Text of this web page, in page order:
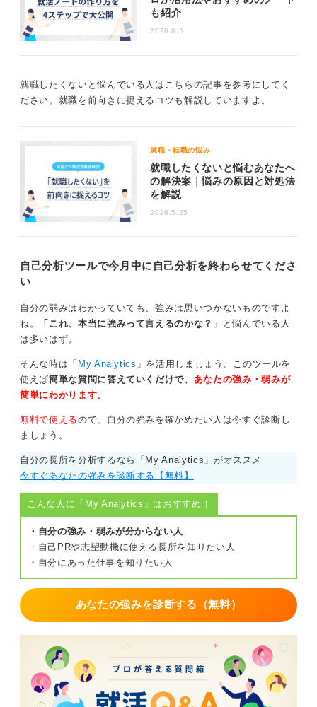
との流れなどが必ずありますから、それをみて、今の時
期はどういうことがおこなわれているのか、そしてこれ
からどういう順番で何が起こるのかを把握しましょう。
社会人になって仕事をするときもそうですが、大きな仕
「作業」にまで分解してみると、実は個別でやることは
それほど難しくないことがわかります。
それらが同時に迫ってきていたので難しく感じていたの
だなとわかると、気持ちがすっと落ち着き、今やるべき
ことに行動を移せます。
態であれば、大学のキャリアセンターなどに行き「人か
ら説明してもらう」方がいいかもしれません。どちらに
ートしてみてください。
1
も紹介
2026.8.5
就職したくないと悩んでいる人はこちらの記事を参考にしてく
ださい。就職を前向きに捉えるコツも解説していますよ。
就職・転職の悩み
就職したくないと悩むあなたへ
の解決案｜悩みの原因と対処法
を解説
2026.5.25
自己分析ツールで今月中に自己分析を終わらせてくださ
い
自分の弱みはわかっていても、強みは思いつかないものですよ
ね。
「これ、本当に強みって言えるのかな？」
と悩んでいる人
は多いはず。
そんな時は「 My Analytics 」を活用しましょう。このツールを
使えば簡単な質問に答えていくだけで、 あなたの強み・弱みが
簡単にわかります。
無料で使えるので、自分の強みを確かめたい人は今すぐ診断し
ましょう。
自分の長所を分析するなら「My Analytics」がオススメ
今すぐあなたの強みを診断する【無料】
こんな人に「My Analytics」はおすすめ！
・自分の強み・弱みが分からない人
・自己PRや志望動機に使える長所を知りたい人
・自分にあった仕事を知りたい人
あなたの強みを診断する（無料）